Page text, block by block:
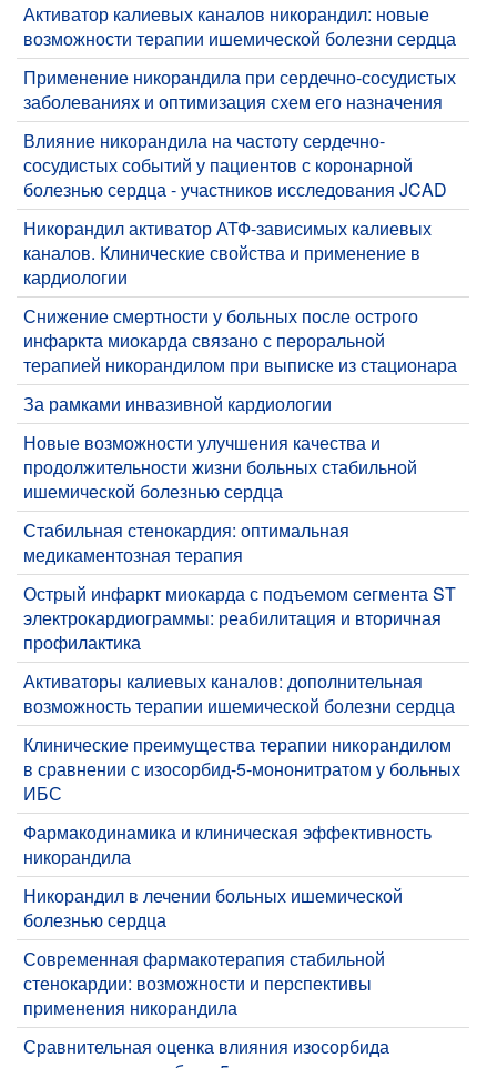
Активатор калиевых каналов никорандил: новые
возможности терапии ишемической болезни сердца
Применение никорандила при сердечно-сосудистых
заболеваниях и оптимизация схем его назначения
Влияние никорандила на частоту сердечно-
сосудистых событий у пациентов с коронарной
болезнью сердца - участников исследования JCAD
Никорандил активатор АТФ-зависимых калиевых
каналов. Клинические свойства и применение в
кардиологии
Снижение смертности у больных после острого
инфаркта миокарда связано с пероральной
терапией никорандилом при выписке из стационара
За рамками инвазивной кардиологии
Новые возможности улучшения качества и
продолжительности жизни больных стабильной
ишемической болезнью сердца
Стабильная стенокардия: оптимальная
медикаментозная терапия
Острый инфаркт миокарда с подъемом сегмента ST
электрокардиограммы: реабилитация и вторичная
профилактика
Активаторы калиевых каналов: дополнительная
возможность терапии ишемической болезни сердца
Клинические преимущества терапии никорандилом
в сравнении с изосорбид-5‑мононитратом у больных
ИБС
Фармакодинамика и клиническая эффективность
никорандила
Никорандил в лечении больных ишемической
болезнью сердца
Современная фармакотерапия стабильной
стенокардии: возможности и перспективы
применения никорандила
Сравнительная оценка влияния изосорбида